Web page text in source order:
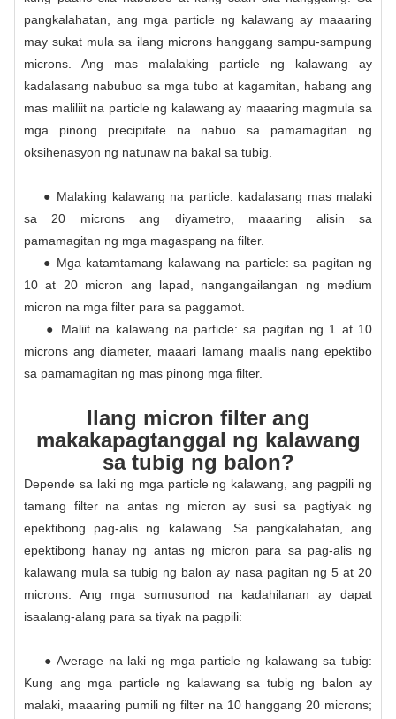
pangkalahatan, ang mga particle ng kalawang ay maaaring
may sukat mula sa ilang microns hanggang sampu-sampung
microns. Ang mas malalaking particle ng kalawang ay
kadalasang nabubuo sa mga tubo at kagamitan, habang ang
mas maliliit na particle ng kalawang ay maaaring magmula sa
mga pinong precipitate na nabuo sa pamamagitan ng
oksihenasyon ng natunaw na bakal sa tubig.
● Malaking kalawang na particle: kadalasang mas malaki
sa 20 microns ang diyametro, maaaring alisin sa
pamamagitan ng mga magaspang na filter.
● Mga katamtamang kalawang na particle: sa pagitan ng
10 at 20 micron ang lapad, nangangailangan ng medium
micron na mga filter para sa paggamot.
● Maliit na kalawang na particle: sa pagitan ng 1 at 10
microns ang diameter, maaari lamang maalis nang epektibo
sa pamamagitan ng mas pinong mga filter.
Ilang micron filter ang
makakapagtanggal ng kalawang
sa tubig ng balon?
Depende sa laki ng mga particle ng kalawang, ang pagpili ng
tamang filter na antas ng micron ay susi sa pagtiyak ng
epektibong pag-alis ng kalawang. Sa pangkalahatan, ang
epektibong hanay ng antas ng micron para sa pag-alis ng
kalawang mula sa tubig ng balon ay nasa pagitan ng 5 at 20
microns. Ang mga sumusunod na kadahilanan ay dapat
isaalang-alang para sa tiyak na pagpili:
● Average na laki ng mga particle ng kalawang sa tubig:
Kung ang mga particle ng kalawang sa tubig ng balon ay
malaki, maaaring pumili ng filter na 10 hanggang 20 microns;